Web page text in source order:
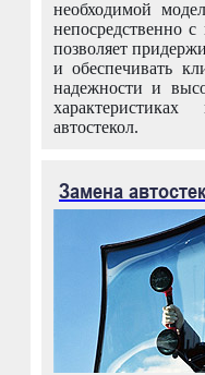
необходимой
непосредственно
позволяет
и обеспечивать
надежности и
автостекол.
Замена